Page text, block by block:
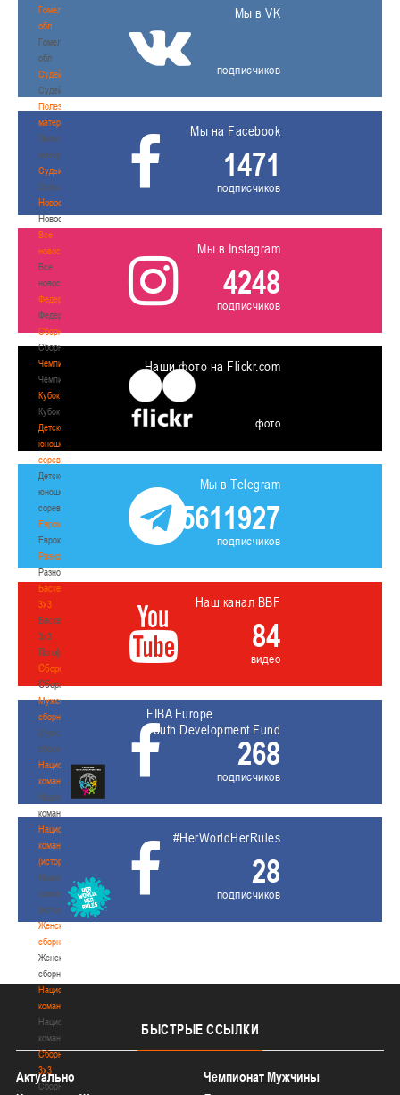
Гомельская
обл
Гомельская
обл
Судейство
Судейство
Полезные
материалы
Полезные
материалы
Судьи
Судьи
Новости
Новости
Все
новости
Все
новости
Федерация
Федерация
Сборные
Сборные
Чемпионат
Чемпионат
Кубок
Кубок
Детско-
юношеские
соревнования
Детско-
юношеские
соревнования
Еврокубки
Еврокубки
Разное
Разное
Баскетбол
3х3
Баскетбол
3х3
Лого[modid=121]
Сборные
Сборные
Мужские
сборные
Мужские
сборные
Национальная
команда
Национальная
команда
Национальная
команда
(история)
Национальная
команда
(история)
Женские
сборные
Женские
сборные
Национальная
команда
Национальная
команда
Сборные
3х3
Сборные
Мы в VK
подписчиков
Мы на Facebook
1471
подписчиков
Мы в Instagram
4248
подписчиков
Наши фото на Flickr.com
фото
Мы в Telegram
5611927
подписчиков
Наш канал BBF
84
видео
FIBA Europe
Youth Development Fund
268
подписчиков
#HerWorldHerRules
28
подписчиков
БЫСТРЫЕ ССЫЛКИ
Актуально
Чемпионат Мужчины